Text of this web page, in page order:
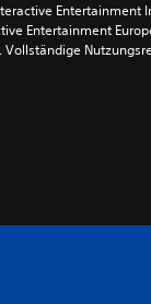
Entertainment
Entertainment